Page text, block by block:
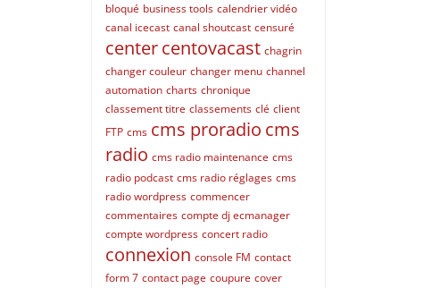
bloqué business tools calendrier vidéo
canal icecast canal shoutcast censuré
centercentovacast chagrin
changer couleur changer menu channel
automation charts chronique
classement titre classements clé client
FTP cms cms proradio cms
radio cms radio maintenance cms
radio podcast cms radio réglages cms
radio wordpress commencer
commentaires compte dj ecmanager
compte wordpress concert radio
connexion console FM contact
form 7 contact page coupure cover